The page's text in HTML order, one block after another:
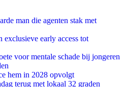
man die agenten stak met
early access tot
voor mentale schade bij jongeren
hem in 2028 opvolgt
terug met lokaal 32 graden